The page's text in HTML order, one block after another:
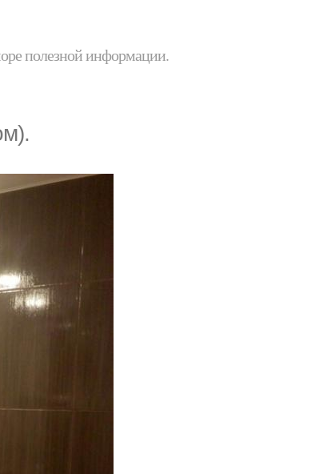
полезной информации.